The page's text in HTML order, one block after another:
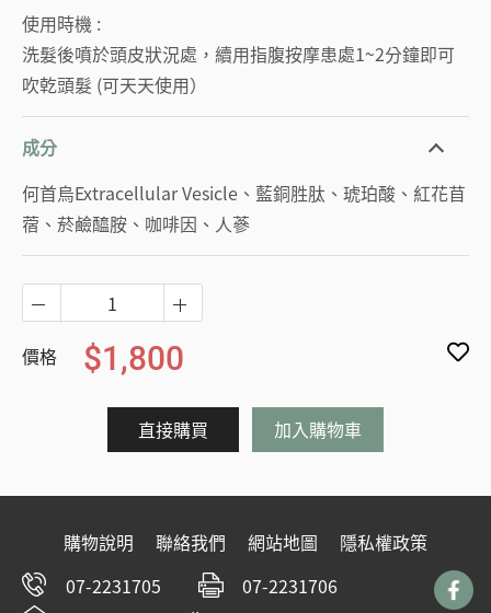
使用時機 :
洗髮後噴於頭皮狀況處，續用指腹按摩患處1~2分鐘即可
吹乾頭髮 (可天天使用）
成分
何首烏Extracellular Vesicle、藍銅胜肽、琥珀酸、紅花苜
蓿、菸鹼醯胺、咖啡因、人蔘
價格 $1,800
直接購買 加入購物車
購物說明 聯絡我們 網站地圖
隱私權政策
07-2231705
07-2231706